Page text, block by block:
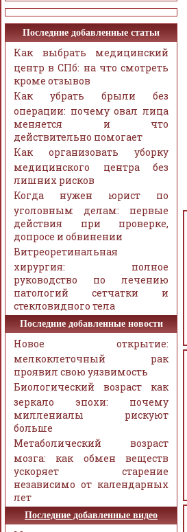
Последние добавленные статьи
Как выбрать медицинский
центр в СПб: на что смотреть
кроме отзывов
Как убрать брыли без
операции: почему овал лица
меняется и что
действительно помогает
Как организовать уборку
медицинского центра без
лишних рисков
Когда нужен юрист по
уголовным делам: первые
действия при проверке,
допросе и обвинении
Витреоретинальная
хирургия: полное
руководство по лечению
патологий сетчатки и
стекловидного тела
Последние добавленные новости
Новое открытие:
мелкоклеточный рак
проявил свою уязвимость
Биологический возраст как
зеркало эпохи: почему
миллениалы рискуют
больше
Метаболический возраст
мозга: как обмен веществ
ускоряет старение
независимо от календарных
лет
Последние добавленные видео